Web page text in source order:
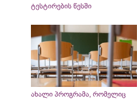
ტესტირების წესში
ახალი პროგრამა, რომელიც